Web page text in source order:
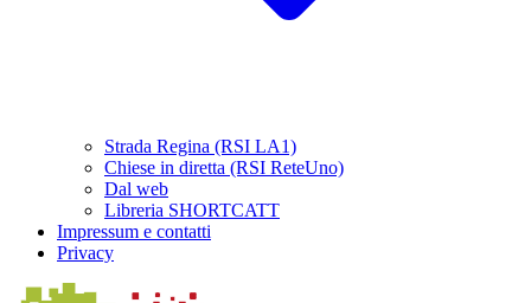
Strada Regina (RSI LA1)
Chiese in diretta (RSI ReteUno)
Dal web
Libreria SHORTCATT
Impressum e contatti
Privacy